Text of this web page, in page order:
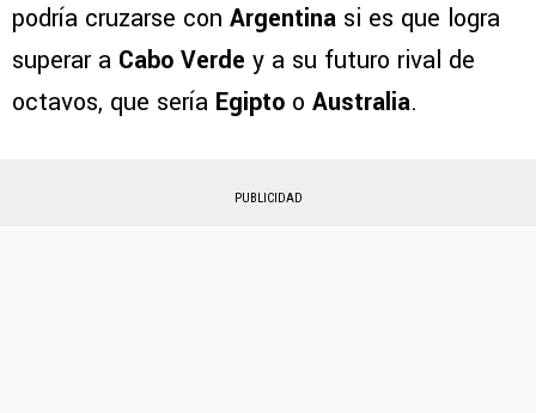
podría cruzarse con Argentina si es que logra
superar a Cabo Verde y a su futuro rival de
octavos, que sería Egipto o Australia.
PUBLICIDAD